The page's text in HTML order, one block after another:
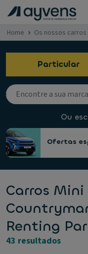
Home Os nossos carros
Particular
Ou
Ofertas
Carros
Renting
43 resultados